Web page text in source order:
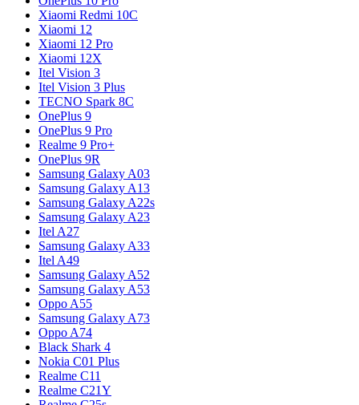
Xiaomi Redmi 10C
Xiaomi 12
Xiaomi 12 Pro
Xiaomi 12X
Itel Vision 3
Itel Vision 3 Plus
TECNO Spark 8C
OnePlus 9
OnePlus 9 Pro
Realme 9 Pro+
OnePlus 9R
Samsung Galaxy A03
Samsung Galaxy A13
Samsung Galaxy A22s
Samsung Galaxy A23
Itel A27
Samsung Galaxy A33
Itel A49
Samsung Galaxy A52
Samsung Galaxy A53
Oppo A55
Samsung Galaxy A73
Oppo A74
Black Shark 4
Nokia C01 Plus
Realme C11
Realme C21Y